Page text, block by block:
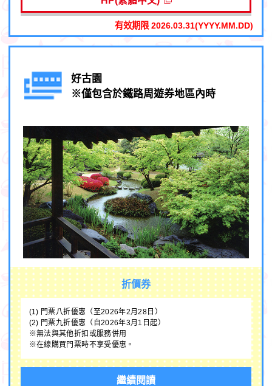
有效期限 2026.03.31(YYYY.MM.DD)
好古園
※僅包含於鐵路周遊券地區內時
折價券
(1) 門票八折優惠（至2026年2月28日）
(2) 門票九折優惠（自2026年3月1日起）
※無法與其他折扣或服務併用
※在線購買門票時不享受優惠。
繼續閱讀